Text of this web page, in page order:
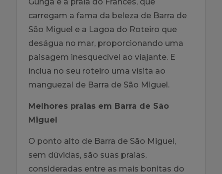
carregam a fama da beleza de Barra de
São Miguel e a Lagoa do Roteiro que
deságua no mar, proporcionando uma
paisagem inesquecível ao viajante. E
inclua no seu roteiro uma visita ao
manguezal de Barra de São Miguel.
Melhores praias em Barra de São
Miguel
O ponto alto de Barra de São Miguel,
sem dúvidas, são suas praias,
consideradas entre as mais bonitas do